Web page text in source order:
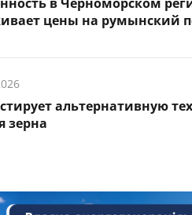
цены на румынский
альтернативную
зерна